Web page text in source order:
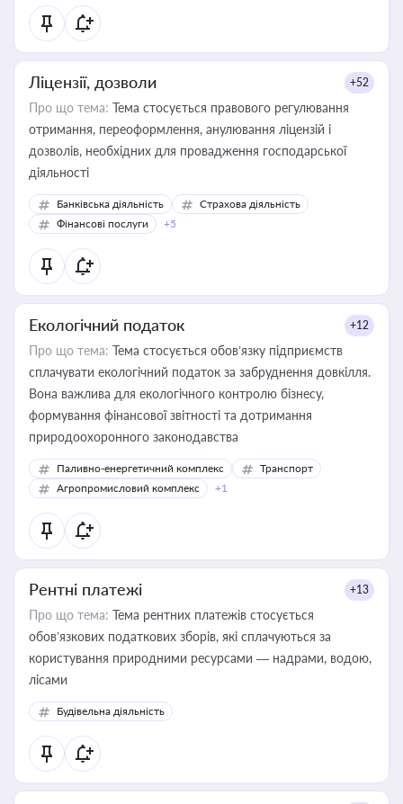
Ліцензії, дозволи +52
Про що тема: Тема стосується правового регулювання
отримання, переоформлення, анулювання ліцензій і
дозволів, необхідних для провадження господарської
діяльності
Банківська діяльність
Страхова діяльність
Фінансові послуги
+5
Екологічний податок +12
Про що тема: Тема стосується обов’язку підприємств
сплачувати екологічний податок за забруднення довкілля.
Вона важлива для екологічного контролю бізнесу,
формування фінансової звітності та дотримання
природоохоронного законодавства
Паливно-енергетичний комплекс
Транспорт
Агропромисловий комплекс
+1
Рентні платежі +13
Про що тема: Тема рентних платежів стосується
обов’язкових податкових зборів, які сплачуються за
користування природними ресурсами — надрами, водою,
лісами
Будівельна діяльність